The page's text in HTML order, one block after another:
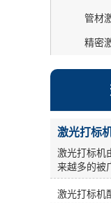
管材
精密
激光打标机
来越多的被
用激光打标
置，很多人
激光打标机